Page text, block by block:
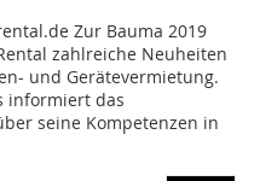
Zur Bauma 2019
zahlreiche Neuheiten
und Gerätevermietung.
informiert das
seine Kompetenzen in